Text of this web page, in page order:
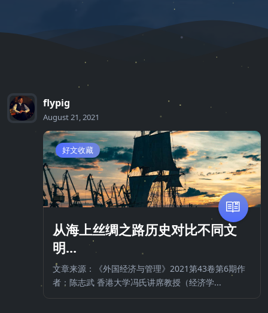
flypig
August 21, 2021
好文收藏
从海上丝绸之路历史对比不同文
明...
文章来源：《外国经济与管理》2021第43卷第6期作
者：陈志武 香港大学冯氏讲席教授（经济学...